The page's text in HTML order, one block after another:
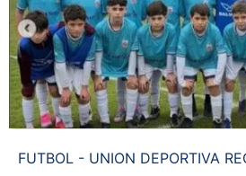
FUTBOL - UNION DEPORTIVA